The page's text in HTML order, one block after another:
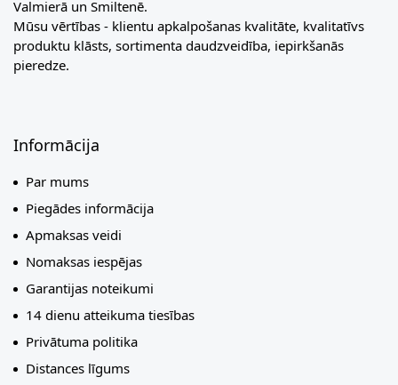
Valmierā un Smiltenē.
Mūsu vērtības - klientu apkalpošanas kvalitāte, kvalitatīvs
produktu klāsts, sortimenta daudzveidība, iepirkšanās
pieredze.
Informācija
Par mums
Piegādes informācija
Apmaksas veidi
Nomaksas iespējas
Garantijas noteikumi
14 dienu atteikuma tiesības
Privātuma politika
Distances līgums